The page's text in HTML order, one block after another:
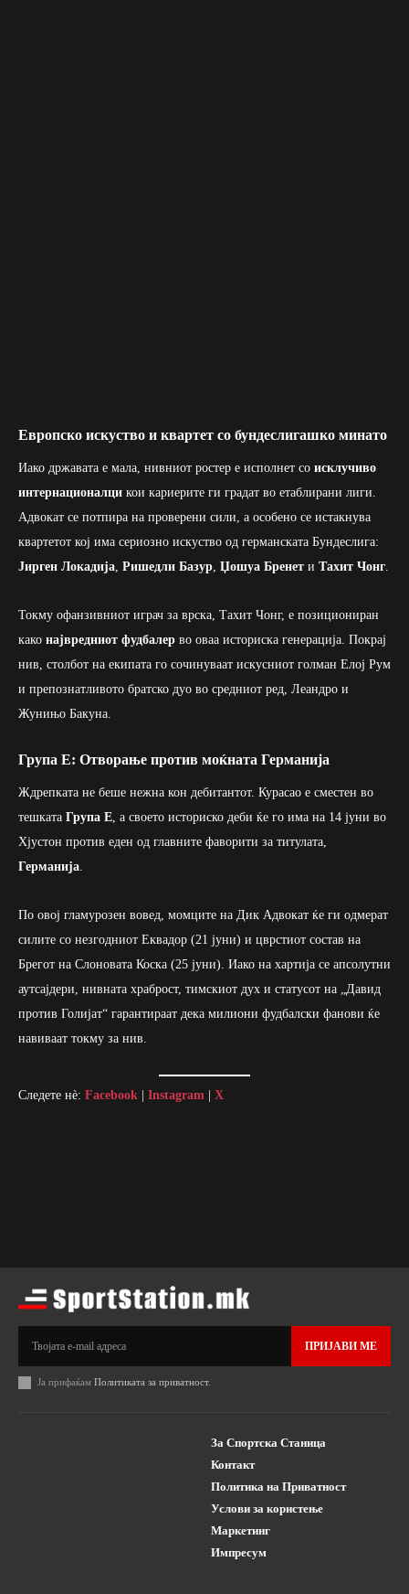
Европско искуство и квартет со бундеслигашко минато
Иако државата е мала, нивниот ростер е исполнет со исклучиво
интернационалци кои кариерите ги градат во етаблирани лиги.
Адвокат се потпира на проверени сили, а особено се истакнува
квартетот кој има сериозно искуство од германската Бундеслига:
Јирген Локадија, Ришедли Базур, Џошуа Бренет и Тахит Чонг.
Токму офанзивниот играч за врска, Тахит Чонг, е позициониран
како највредниот фудбалер во оваа историска генерација. Покрај
нив, столбот на екипата го сочинуваат искусниот голман Елој Рум
и препознатливото братско дуо во средниот ред, Леандро и
Жунињо Бакуна.
Група Е: Отворање против моќната Германија
Ждрепката не беше нежна кон дебитантот. Курасао е сместен во
тешката Група Е, а своето историско деби ќе го има на 14 јуни во
Хјустон против еден од главните фаворити за титулата,
Германија.
По овој гламурозен вовед, момците на Дик Адвокат ќе ги одмерат
силите со незгодниот Еквадор (21 јуни) и цврстиот состав на
Брегот на Слоновата Коска (25 јуни). Иако на хартија се апсолутни
аутсајдери, нивната храброст, тимскиот дух и статусот на „Давид
против Голијат“ гарантираат дека милиони фудбалски фанови ќе
навиваат токму за нив.
Следете нè: Facebook Instagram X
ПРИЈАВИ МЕ
Ја прифаќам Политиката за приватност.
За Спортска Станица
Контакт
Политика на Приватност
Услови за користење
Маркетинг
Импресум